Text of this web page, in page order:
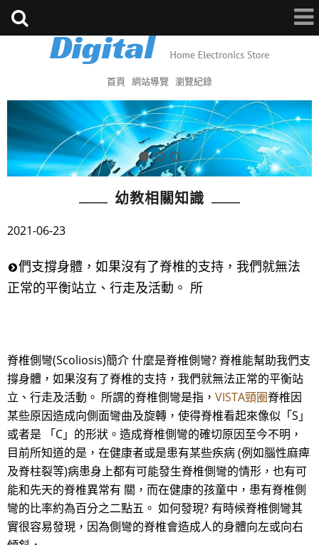
首頁 網站導覽 瀏覽紀錄
幼教相關知識
2021-06-23
們支撐身體，如果沒有了脊椎的支持，我們就無法
正常的平衡站立、行走及活動。 所
脊椎側彎(Scoliosis)簡介 什麼是脊椎側彎? 脊椎能幫助我們支
撐身體，如果沒有了脊椎的支持，我們就無法正常的平衡站
立、行走及活動。 所謂的脊椎側彎是指， VISTA頸圈脊椎因
某些原因造成向側面彎曲及旋轉，使得脊椎看起來像似「S」
或者是 「C」的形狀。造成脊椎側彎的確切原因至今不明，
目前所知道的是，在健康者或是患有某些疾病 (例如腦性麻痺
及脊柱裂等)病患身上都有可能發生脊椎側彎的情形，也有可
能和先天的脊椎異常有 關，而在健康的孩童中，患有脊椎側
彎的比率約為百分之二點五。 如何發現? 有時候脊椎側彎其
實很容易發現，因為側彎的脊椎會造成人的身體向左或向右